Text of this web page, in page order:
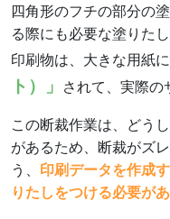
四角形のフチの部分の
る際にも必要な塗りたし
印刷物は、大きな用紙
ト）」 されて、実際の
この断裁作業は、どう
があるため、断裁がズ
う、 印刷データを作成
りたしをつける必要があ